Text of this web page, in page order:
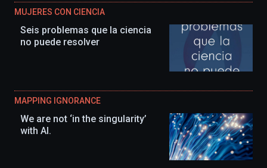
MUJERES CON CIENCIA
Seis problemas que la ciencia
no puede resolver
MAPPING IGNORANCE
We are not ‘in the singularity’
with AI.